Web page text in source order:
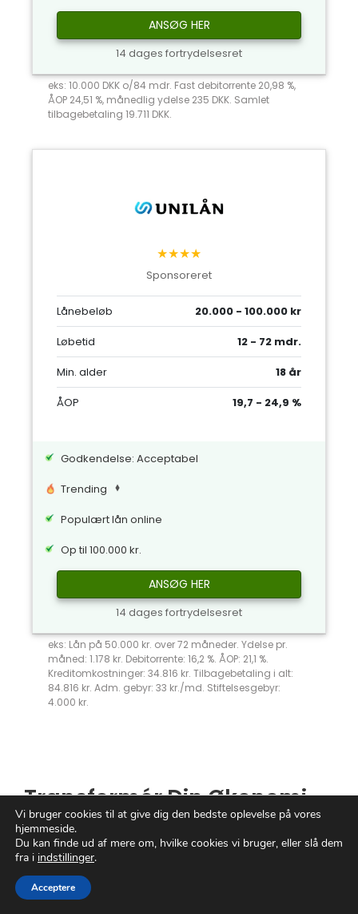
ANSØG HER
14 dages fortrydelsesret
eks: 10.000 DKK o/84 mdr. Fast debitorrente 20,98 %,
ÅOP 24,51 %, månedlig ydelse 235 DKK. Samlet
tilbagebetaling 19.711 DKK.
★★★★
Sponsoreret
Lånebeløb
20.000 - 100.000 kr
Løbetid
12 - 72 mdr.
Min. alder
18 år
ÅOP
19,7 - 24,9 %
Godkendelse: Acceptabel
Trending
Populært lån online
Op til 100.000 kr.
ANSØG HER
14 dages fortrydelsesret
eks: Lån på 50.000 kr. over 72 måneder. Ydelse pr.
måned: 1.178 kr. Debitorrente: 16,2 %. ÅOP: 21,1 %.
Kreditomkostninger: 34.816 kr. Tilbagebetaling i alt:
84.816 kr. Adm. gebyr: 33 kr./md. Stiftelsesgebyr:
4.000 kr.
Transformér Din Økonomi
Med Nye Lån
Er du klar til en økonomisk revolution?
lånhar magten til at ændre dit liv! I en
verden, hvor frihed og fleksibilitet er
Vi bruger cookies til at give dig den bedste oplevelse på vores
hjemmeside.
Du kan finde ud af mere om, hvilke cookies vi bruger, eller slå dem
fra i indstillinger.
Acceptere